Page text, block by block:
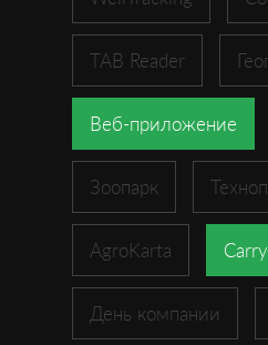
TAB Reader
Веб-приложение
Зоопарк
AgroKarta
День компании